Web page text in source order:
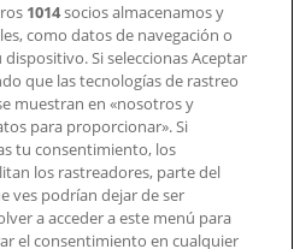
de marketing
el mapa
en la web o en la
1014socios almacenamos y
como datos de navegación o
Si seleccionas Aceptar
que las tecnologías de rastreo
muestran en «nosotros y
para proporcionar». Si
tu consentimiento, los
los rastreadores, parte del
ves podrían dejar de ser
a acceder a este menú para
el consentimiento en cualquier